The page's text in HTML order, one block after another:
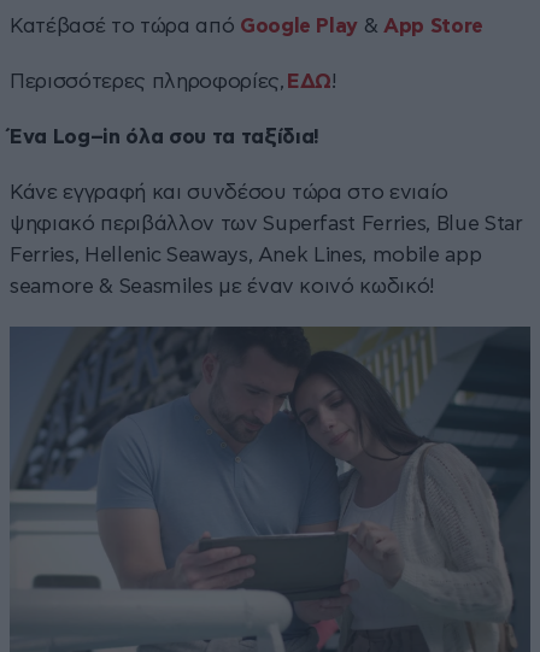
Κατέβασέ το τώρα από Google Play & App Store
Περισσότερες πληροφορίες, ΕΔΩ!
Ένα Log–in όλα σου τα ταξίδια!
Κάνε εγγραφή και συνδέσου τώρα στο ενιαίο
ψηφιακό περιβάλλον των Superfast Ferries, Βlue Star
Ferries, Hellenic Seaways, Anek Lines, mobile app
seamore & Seasmiles με έναν κοινό κωδικό!